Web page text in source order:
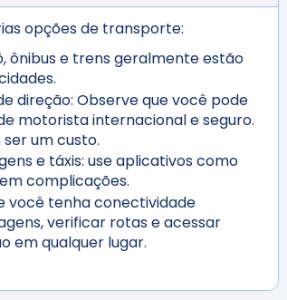
opções de transporte:
ônibus e trens geralmente estão
direção: Observe que você pode
motorista internacional e seguro.
um custo.
e táxis: use aplicativos como
complicações.
você tenha conectividade
verificar rotas e acessar
em qualquer lugar.